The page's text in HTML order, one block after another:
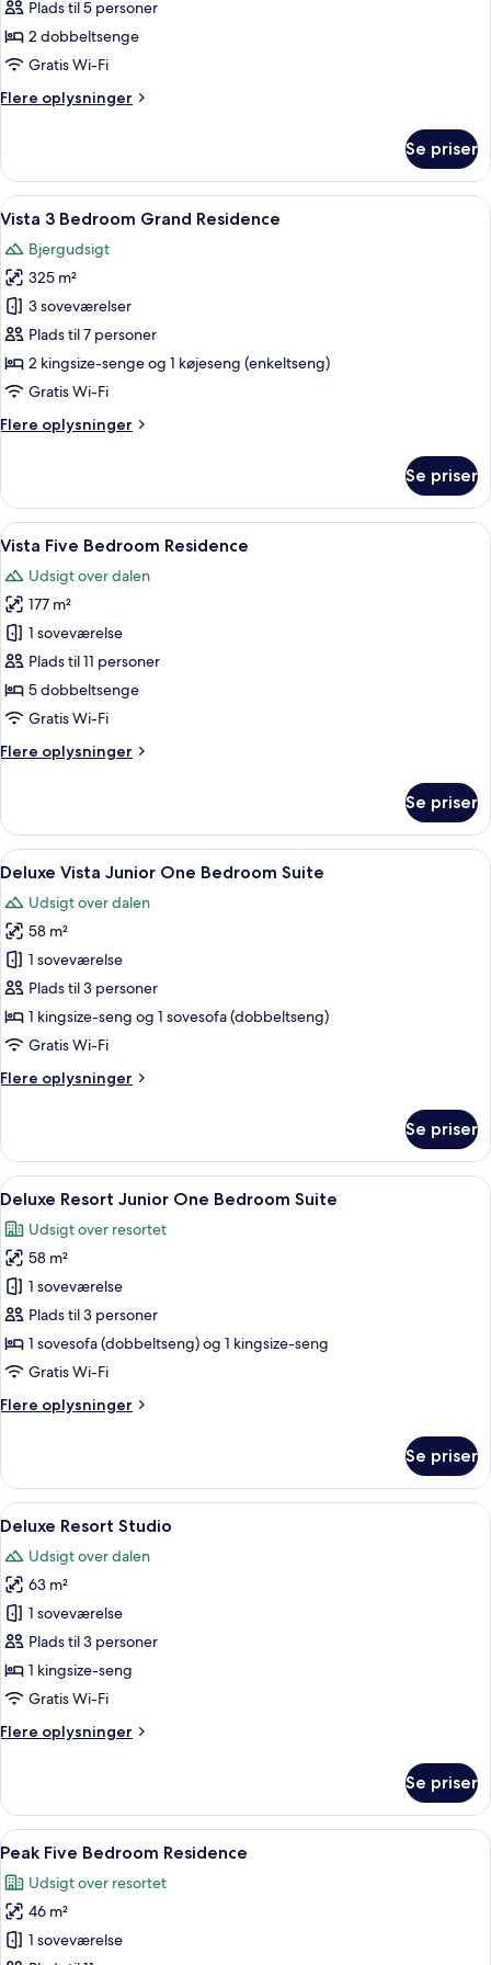
Two
Bedroom
Residence
Plads til 5 personer
2 dobbeltsenge
Gratis Wi-Fi
Flere oplysninger
Flere
Two
Bedroom
Residence
Se priser
Indlæs
alle
billeder
af
Vista
3
Bedroom
Grand
Et hotelværelse med en stor seng,
4
Vista 3 Bedroom Grand Residence
Bjergudsigt
325 m²
3 soveværelser
Plads til 7 personer
2 kingsize-senge og 1 køjeseng (enkeltseng)
Gratis Wi-Fi
Flere oplysninger
Flere
3
Bedroom
Grand
Se priser
Indlæs
alle
billeder
af
Vista
Five
Bedroom
Residence
Et moderne hotelværelse med
7
Vista Five Bedroom Residence
Udsigt over dalen
177 m²
1 soveværelse
Plads til 11 personer
5 dobbeltsenge
Gratis Wi-Fi
Flere oplysninger
Flere
Five
Bedroom
Residence
Se priser
Indlæs
alle
billeder
af
Deluxe
Vista
Junior
One
Suite
Et hotelværelse med en blå sofa, et
5
Deluxe Vista Junior One Bedroom Suite
Udsigt over dalen
58 m²
1 soveværelse
Plads til 3 personer
1 kingsize-seng og 1 sovesofa (dobbeltseng)
Gratis Wi-Fi
Flere oplysninger
Flere
Vista
Junior
One
Suite
Se priser
Indlæs
alle
billeder
af
Deluxe
Resort
Junior
One
Suite
En bakke med kaffekande, kopper,
4
Deluxe Resort Junior One Bedroom Suite
Udsigt over resortet
58 m²
1 soveværelse
Plads til 3 personer
1 sovesofa (dobbeltseng) og 1 kingsize-seng
Gratis Wi-Fi
Flere oplysninger
Flere
Resort
Junior
One
Suite
Se priser
Indlæs
alle
billeder
af
Deluxe
Resort
Studio
Et hotelværelse med en stor seng,
4
Deluxe Resort Studio
Udsigt over dalen
63 m²
1 soveværelse
Plads til 3 personer
1 kingsize-seng
Gratis Wi-Fi
Flere oplysninger
Flere
Resort
Studio
Se priser
Indlæs
alle
billeder
af
Peak
Et hotelværelse med en stor seng,
8
Peak Five Bedroom Residence
Udsigt over resortet
46 m²
1 soveværelse